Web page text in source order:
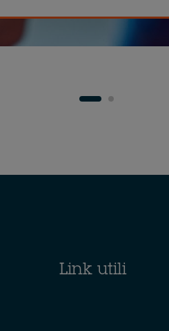
Link utili